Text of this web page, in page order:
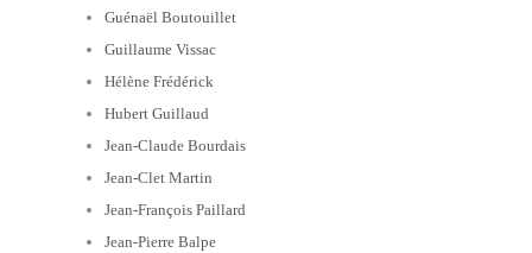
Guénaël Boutouillet
Guillaume Vissac
Hélène Frédérick
Hubert Guillaud
Jean-Claude Bourdais
Jean-Clet Martin
Jean-François Paillard
Jean-Pierre Balpe